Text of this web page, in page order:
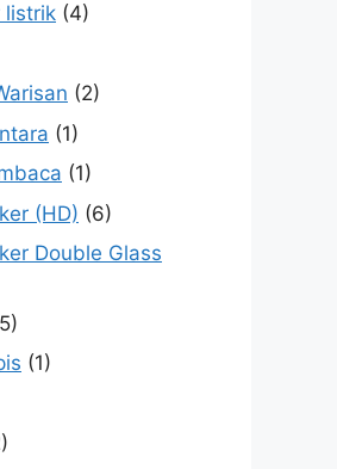
listrik (4)
(2)
(1)
(1)
(HD) (6)
Double Glass
(1)